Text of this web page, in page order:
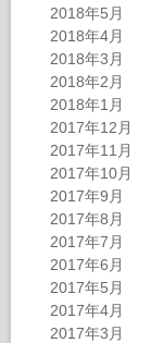
2018年5月
2018年4月
2018年3月
2018年2月
2018年1月
2017年12月
2017年11月
2017年10月
2017年9月
2017年8月
2017年7月
2017年6月
2017年5月
2017年4月
2017年3月